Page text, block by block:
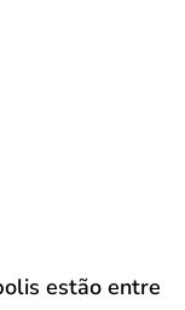
estão entre